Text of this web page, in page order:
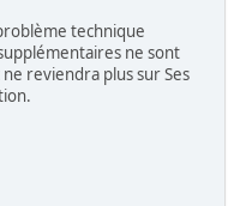
technique
ne sont
reviendra plus sur Ses